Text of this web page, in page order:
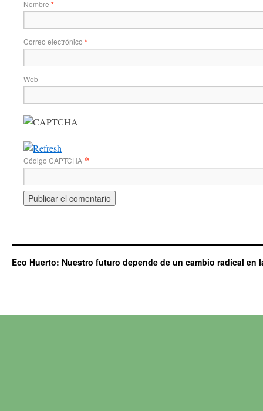
Nombre *
Correo electrónico *
Web
Código CAPTCHA *
Eco Huerto: Nuestro futuro depende de un cambio radical en